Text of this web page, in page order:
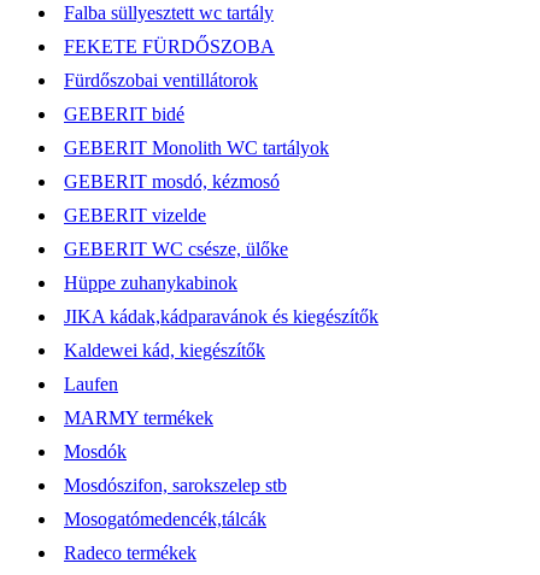
Falba süllyesztett wc tartály
FEKETE FÜRDŐSZOBA
Fürdőszobai ventillátorok
GEBERIT bidé
GEBERIT Monolith WC tartályok
GEBERIT mosdó, kézmosó
GEBERIT vizelde
GEBERIT WC csésze, ülőke
Hüppe zuhanykabinok
JIKA kádak,kádparavánok és kiegészítők
Kaldewei kád, kiegészítők
Laufen
MARMY termékek
Mosdók
Mosdószifon, sarokszelep stb
Mosogatómedencék,tálcák
Radeco termékek